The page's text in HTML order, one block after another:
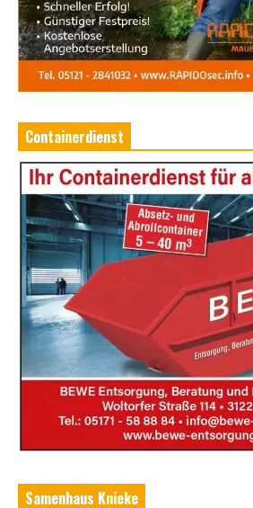
Containerdienst
Samenhaus Knieke